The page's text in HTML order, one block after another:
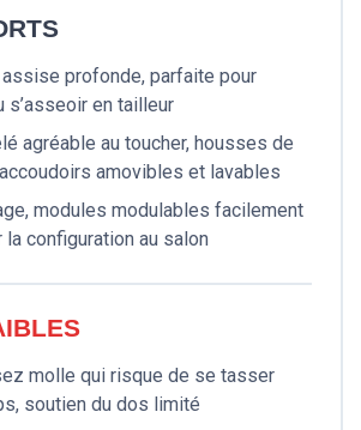
profonde, parfaite pour
s’asseoir en tailleur
agréable au toucher, housses de
amovibles et lavables
modules modulables facilement
la configuration au salon
molle qui risque de se tasser
soutien du dos limité